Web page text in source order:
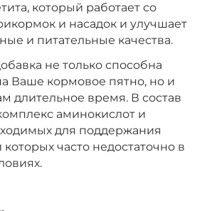
который работает со
и насадок и улучшает
и питательные качества.
не только способна
Ваше кормовое пятно, но и
длительное время. В состав
аминокислот и
для поддержания
часто недостаточно в